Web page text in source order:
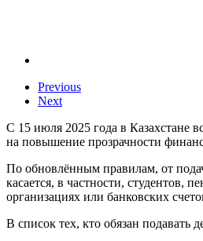
Previous
Next
С 15 июля 2025 года в Казахстане
на повышение прозрачности
По обновлённым правилам, от
касается, в частности, студентов,
организациях или банковских
В список тех, кто обязан подавать